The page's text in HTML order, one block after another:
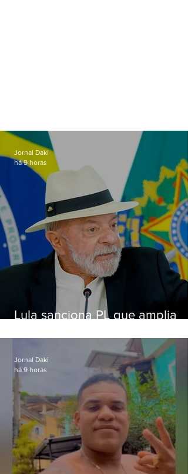
Lula sanciona PL que amplia
crianças
Jornal Daki
há 9 horas
Jornal Daki
há 9 horas